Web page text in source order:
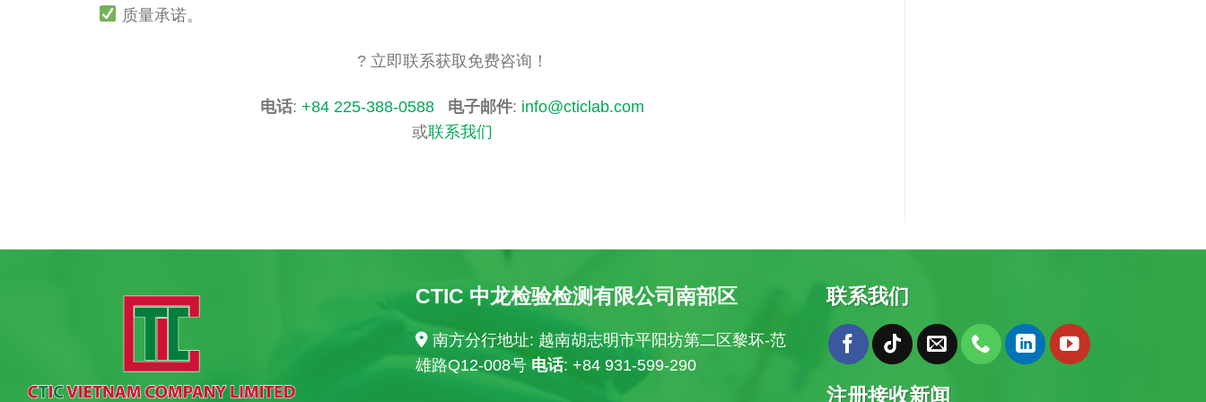
质量承诺。
? 立即联系获取免费咨询！
电话: +84 225-388-0588 电子邮件: info@cticlab.com
或联系我们
CTIC 中龙检验检测有限公司南部区
南方分行地址: 越南胡志明市平阳坊第二区黎坏-范
雄路Q12-008号 电话: +84 931-599-290
联系我们
注册接收新闻